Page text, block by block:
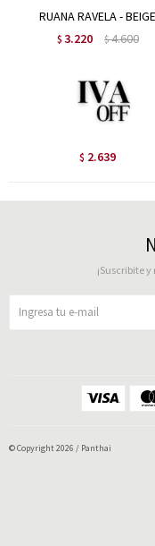
RUANA RAVELA - BEIGE
$ 3.220 $4.600
$ 2.639
¡Suscribite
© Copyright 2026 / Panthai